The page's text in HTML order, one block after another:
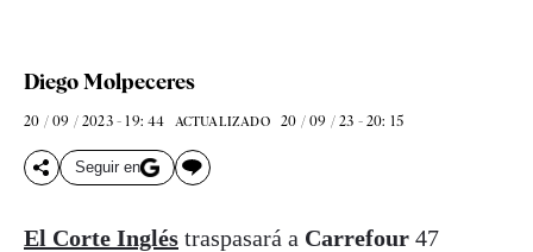
Diego Molpeceres
20 / 09 / 2023 - 19: 44 ACTUALIZADO 20 / 09 / 23 - 20: 15
Seguir en
El Corte Inglés traspasará a Carrefour 47